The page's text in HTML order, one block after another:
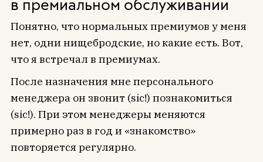
в премиальном обслуживании
Понятно, что нормальных премиумов у меня
нет, одни нищебродские, но какие есть. Вот,
что я встречал в премиумах.
После назначения мне персонального
менеджера он звонит (sic!) познакомиться
(sic!). При этом менеджеры меняются
примерно раз в год и «знакомство»
повторяется регулярно.